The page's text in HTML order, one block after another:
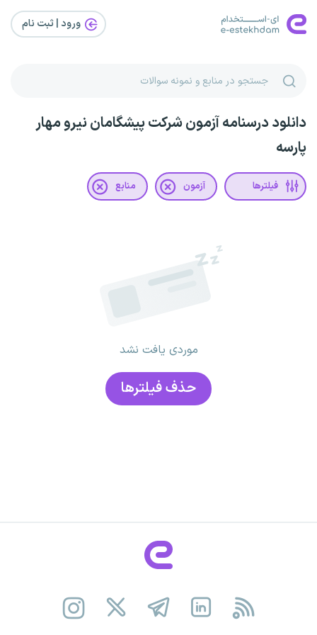
ورود | ثبت‌ نام
دانلود درسنامه آزمون شرکت پیشگامان نیرو مهار
پارسه
فیلترها آزمون منابع
موردی یافت نشد
حذف فیلتر‌ها